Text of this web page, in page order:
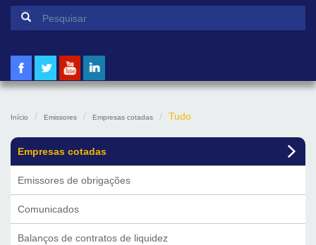
Formulário de pesquisa
Início Emissores Empresas cotadas Tudo
Empresas cotadas
Emissores de obrigações
Comunicados
Balanços de contratos de liquidez